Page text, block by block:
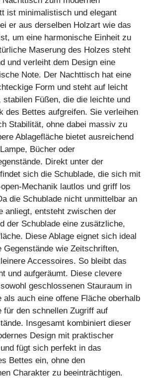
ist minimalistisch und elegant
er aus derselben Holzart wie das
um eine harmonische Einheit zu
Maserung des Holzes steht
und verleiht dem Design eine
Note. Der Nachttisch hat eine
Form und steht auf leicht
stabilen Füßen, die die leichte und
des Bettes aufgreifen. Sie verleihen
Stabilität, ohne dabei massiv zu
Ablagefläche bietet ausreichend
Bücher oder
Direkt unter der
sich die Schublade, die sich mit
Mechanik lautlos und griff los
die Schublade nicht unmittelbar an
anliegt, entsteht zwischen der
der Schublade eine zusätzliche,
Diese Ablage eignet sich ideal
Gegenstände wie Zeitschriften,
Accessoires. So bleibt das
und aufgeräumt. Diese clevere
geschlossenen Stauraum in
als auch eine offene Fläche oberhalb
für den schnellen Zugriff auf
Insgesamt kombiniert dieser
Design mit praktischer
fügt sich perfekt in das
Bettes ein, ohne den
Charakter zu beeinträchtigen.